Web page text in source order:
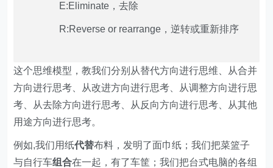
E:Eliminate，去除
R:Reverse or rearrange，逆转或重新排序
这个思维模型，教我们分别从替代方向进行思维、从合并
方向进行思考、从改进方向进行思考、从调整方向进行思
考、从去除方向进行思考、从反向方向进行思考、从其他
用途方向进行思考。
例如,我们用纸代替布料，发明了面巾纸；我们把菜篮子
与自行车组合在一起，有了车筐；我们把台式电脑的各组